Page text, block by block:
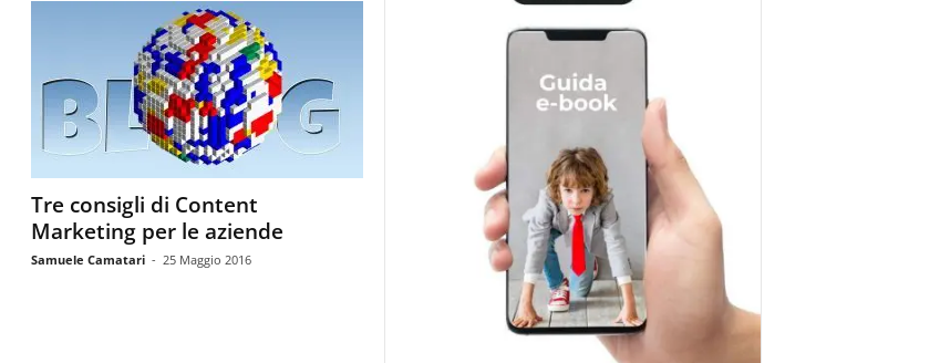
Tre consigli di Content
Marketing per le aziende
Samuele Camatari - 25 Maggio 2016